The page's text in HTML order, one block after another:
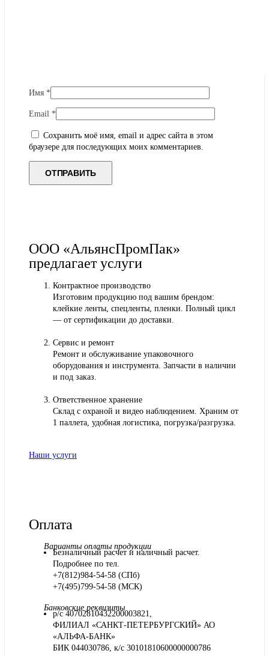
Имя *
Email *
Сохранить моё имя, email и адрес сайта в этом
браузере для последующих моих комментариев.
ООО «АльянсПромПак»
предлагает услуги
Контрактное производство
Изготовим продукцию под вашим брендом:
клейкие ленты, спецленты, пленки. Полный цикл
— от сертификации до доставки.
Сервис и ремонт
Ремонт и обслуживание упаковочного
оборудования и инструмента. Запчасти в наличии
и под заказ.
Ответственное хранение
Склад с охраной и видео наблюдением. Храним от
1 паллета, удобная логистика, погрузка/разгрузка.
Наши услуги
Оплата
Варианты оплаты продукции
Безналичный расчет и наличный расчет.
Подробнее по тел.
+7(812)984-54-58 (СПб)
+7(495)799-54-58 (МСК)
Банковские реквизиты
р/с 40702810432200003821,
ФИЛИАЛ «САНКТ-ПЕТЕРБУРГСКИЙ» АО
«АЛЬФА-БАНК»
БИК 044030786, к/с 30101810600000000786